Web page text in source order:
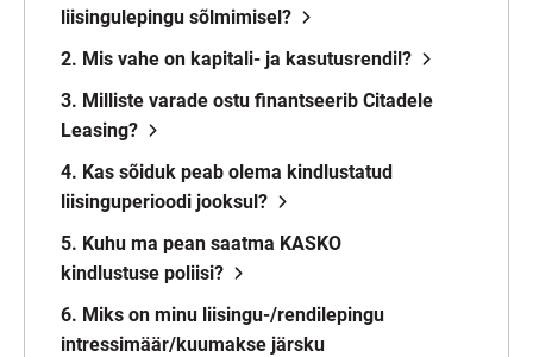
liisingulepingu sõlmimisel?
2. Mis vahe on kapitali- ja kasutusrendil?
3. Milliste varade ostu finantseerib Citadele
Leasing?
4. Kas sõiduk peab olema kindlustatud
liisinguperioodi jooksul?
5. Kuhu ma pean saatma KASKO
kindlustuse poliisi?
6. Miks on minu liisingu-/rendilepingu
intressimäär/kuumakse järsku